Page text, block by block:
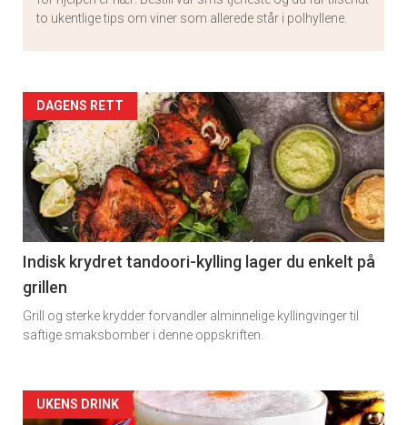
to ukentlige tips om viner som allerede står i polhyllene.
Artikler
detail
-
section
11
DAGENS RETT
Indisk krydret tandoori-kylling lager du enkelt på
grillen
Grill og sterke krydder forvandler alminnelige kyllingvinger til
saftige smaksbomber i denne oppskriften.
Artikler
UKENS DRINK